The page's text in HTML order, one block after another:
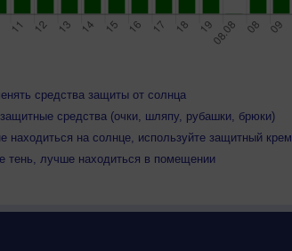
средства защиты от солнца
средства (очки, шляпу, рубашки, брюки)
находиться на солнце, используйте защитный крем
тень, лучше находиться в помещении